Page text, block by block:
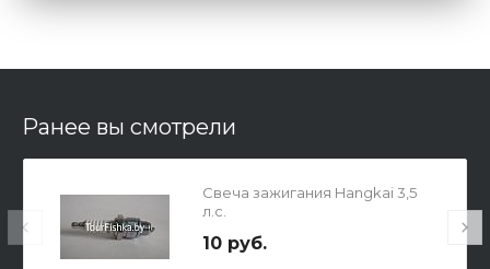
Ранее вы смотрели
Свеча зажигания Hangkai 3,5
л.с.
10 руб.